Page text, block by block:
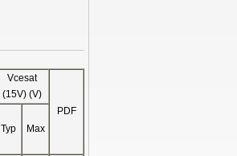
Vcesat
(15V) (V)
PDF
Typ Max